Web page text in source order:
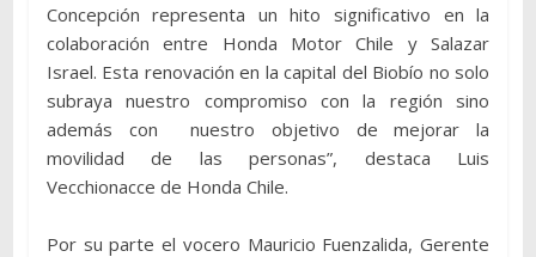
Concepción representa un hito significativo en la
colaboración entre Honda Motor Chile y Salazar
Israel. Esta renovación en la capital del Biobío no solo
subraya nuestro compromiso con la región sino
además con nuestro objetivo de mejorar la
movilidad de las personas”, destaca Luis
Vecchionacce de Honda Chile.
Por su parte el vocero Mauricio Fuenzalida, Gerente